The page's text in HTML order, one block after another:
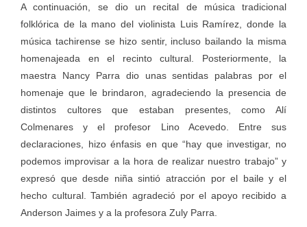
A continuación, se dio un recital de música tradicional
folklórica de la mano del violinista Luis Ramírez, donde la
música tachirense se hizo sentir, incluso bailando la misma
homenajeada en el recinto cultural. Posteriormente, la
maestra Nancy Parra dio unas sentidas palabras por el
homenaje que le brindaron, agradeciendo la presencia de
distintos cultores que estaban presentes, como Alí
Colmenares y el profesor Lino Acevedo. Entre sus
declaraciones, hizo énfasis en que “hay que investigar, no
podemos improvisar a la hora de realizar nuestro trabajo” y
expresó que desde niña sintió atracción por el baile y el
hecho cultural. También agradeció por el apoyo recibido a
Anderson Jaimes y a la profesora Zuly Parra.